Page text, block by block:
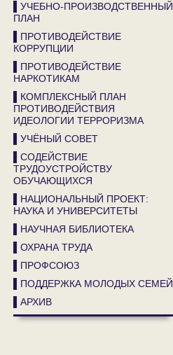
▌УЧЕБНО-ПРОИЗВОДСТВЕННЫЙ
ПЛАН
▌ПРОТИВОДЕЙСТВИЕ
КОРРУПЦИИ
▌ПРОТИВОДЕЙСТВИЕ
НАРКОТИКАМ
▌КОМПЛЕКСНЫЙ ПЛАН
ПРОТИВОДЕЙСТВИЯ
ИДЕОЛОГИИ ТЕРРОРИЗМА
▌УЧЁНЫЙ СОВЕТ
▌СОДЕЙСТВИЕ
ТРУДОУСТРОЙСТВУ
ОБУЧАЮЩИХСЯ
▌НАЦИОНАЛЬНЫЙ ПРОЕКТ:
НАУКА И УНИВЕРСИТЕТЫ
▌НАУЧНАЯ БИБЛИОТЕКА
▌ОХРАНА ТРУДА
▌ПРОФСОЮЗ
▌ПОДДЕРЖКА МОЛОДЫХ СЕМЕЙ
▌АРХИВ